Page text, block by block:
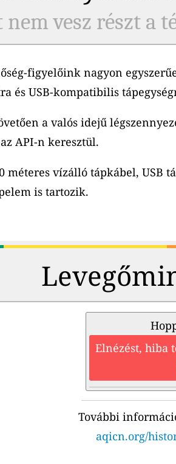
vesz részt a
figyelőink nagyon
és USB-kompatibilis
a valós idejű
API-n keresztül.
méteres vízálló tápkábel, USB
is tartozik.
Elnézést, hiba
További
aqicn.org/